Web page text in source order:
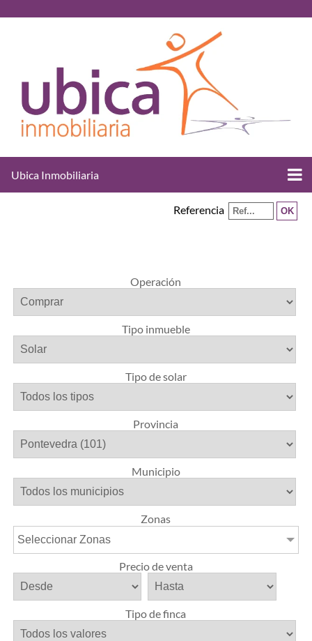
Ubica Inmobiliaria
Referencia
Operación
Tipo inmueble
Tipo de solar
Provincia
Municipio
Zonas
Seleccionar Zonas
Precio de venta
Tipo de finca